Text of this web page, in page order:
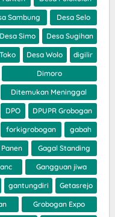
Sambung Desa Selo
Desa Simo Desa Sugihan
Desa Wolo digilir
Dimoro
Ditemukan Meninggal
DPO DPUPR Grobogan
forkigrobogan gabah
Gagal Standing
Gangguan jiwa
gantungdiri Getasrejo
Grobogan Expo